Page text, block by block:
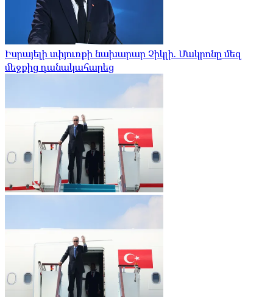
Իսրայելի սփյուռքի նախարար Չիկլի. Մակրոնը մեզ
մեջքից դանակահարեց